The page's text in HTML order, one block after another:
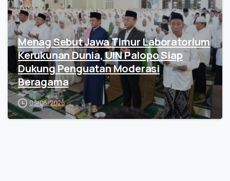
Menag Sebut Jawa Timur Laboratorium
Kerukunan Dunia, UIN Palopo Siap
Dukung Penguatan Moderasi
Beragama
03/08/2026